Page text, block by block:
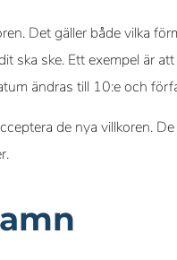
Det gäller både vilka
ska ske. Ett exempel är
ändras till 10:e och
de nya villkoren.